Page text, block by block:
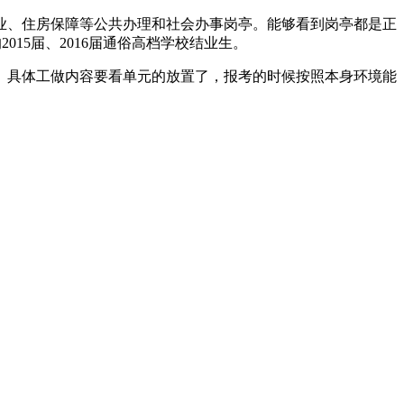
住房保障等公共办理和社会办事岗亭。能够看到岗亭都是正
届、2016届通俗高档学校结业生。
体工做内容要看单元的放置了，报考的时候按照本身环境能